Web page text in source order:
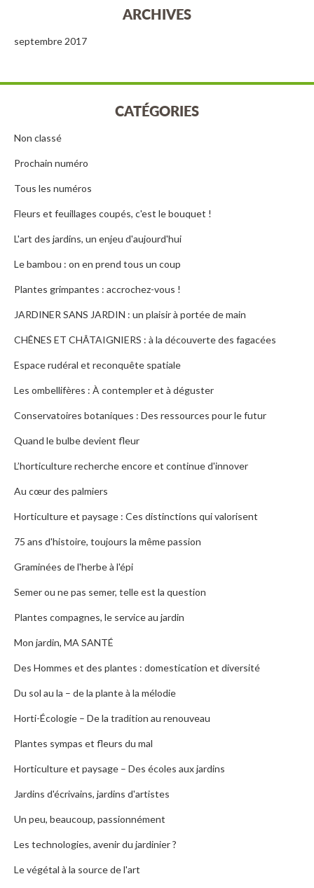
ARCHIVES
septembre 2017
CATÉGORIES
Non classé
Prochain numéro
Tous les numéros
Fleurs et feuillages coupés, c'est le bouquet !
L'art des jardins, un enjeu d'aujourd'hui
Le bambou : on en prend tous un coup
Plantes grimpantes : accrochez-vous !
JARDINER SANS JARDIN : un plaisir à portée de main
CHÊNES ET CHÂTAIGNIERS : à la découverte des fagacées
Espace rudéral et reconquête spatiale
Les ombellifères : À contempler et à déguster
Conservatoires botaniques : Des ressources pour le futur
Quand le bulbe devient fleur
L’horticulture recherche encore et continue d'innover
Au cœur des palmiers
Horticulture et paysage : Ces distinctions qui valorisent
75 ans d'histoire, toujours la même passion
Graminées de l'herbe à l'épi
Semer ou ne pas semer, telle est la question
Plantes compagnes, le service au jardin
Mon jardin, MA SANTÉ
Des Hommes et des plantes : domestication et diversité
Du sol au la – de la plante à la mélodie
Horti-Écologie – De la tradition au renouveau
Plantes sympas et fleurs du mal
Horticulture et paysage – Des écoles aux jardins
Jardins d'écrivains, jardins d'artistes
Un peu, beaucoup, passionnément
Les technologies, avenir du jardinier ?
Le végétal à la source de l'art